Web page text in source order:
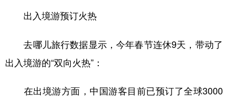
出入境游预订火热
去哪儿旅行数据显示，今年春节连休9天，带动了
出入境游的“双向火热”：
在出境游方面，中国游客目前已预订了全球3000